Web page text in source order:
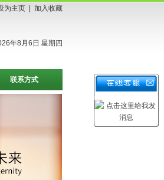
为主页 加入收藏
年8月6日 星期四
联系方式